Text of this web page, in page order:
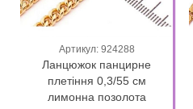
Артикул: 924288
Ланцюжок панцирне
плетіння 0,3/55 см
лимонна позолота